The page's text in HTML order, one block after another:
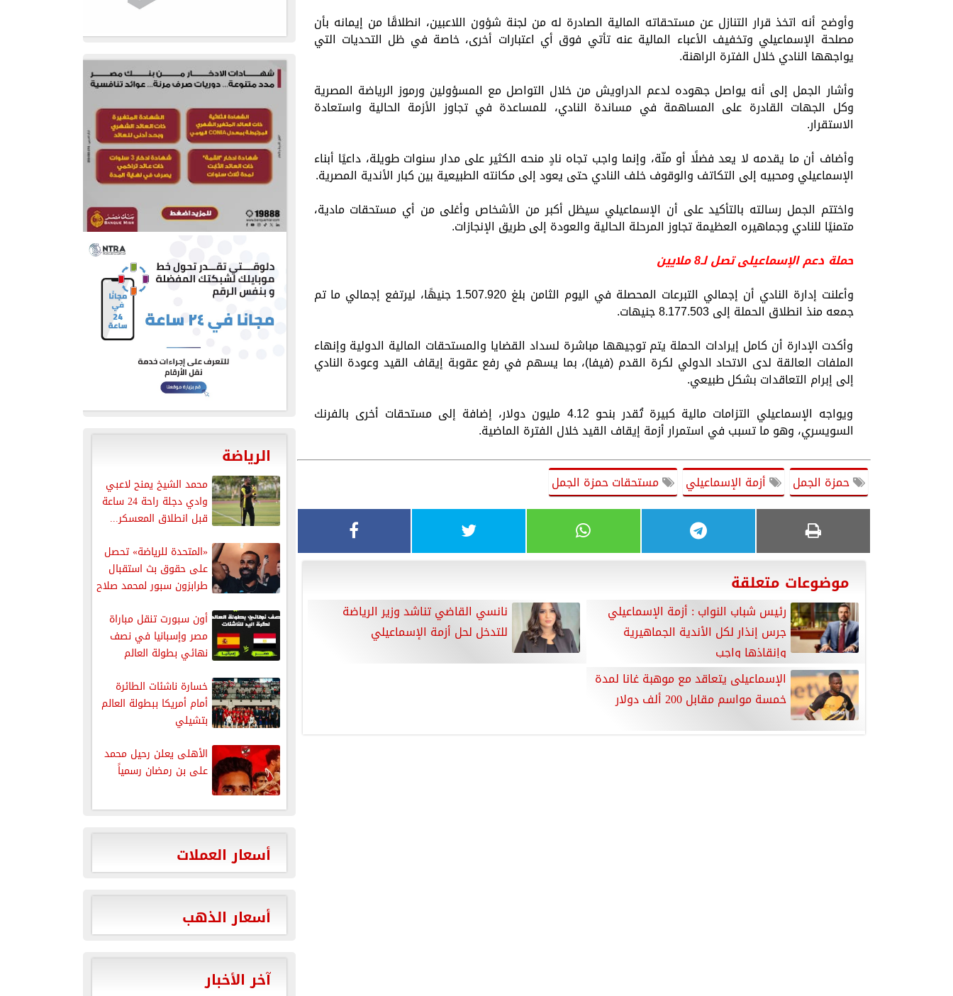
وأوضح أنه اتخذ قرار التنازل عن مستحقاته المالية الصادرة له من لجنة شؤون اللاعبين، انطلاقًا من إيمانه بأن
مصلحة الإسماعيلي وتخفيف الأعباء المالية عنه تأتي فوق أي اعتبارات أخرى، خاصة في ظل التحديات التي
يواجهها النادي خلال الفترة الراهنة.
وأشار الجمل إلى أنه يواصل جهوده لدعم الدراويش من خلال التواصل مع المسؤولين ورموز الرياضة المصرية
وكل الجهات القادرة على المساهمة في مساندة النادي، للمساعدة في تجاوز الأزمة الحالية واستعادة
الاستقرار.
وأضاف أن ما يقدمه لا يعد فضلًا أو منّة، وإنما واجب تجاه نادٍ منحه الكثير على مدار سنوات طويلة، داعيًا أبناء
الإسماعيلي ومحبيه إلى التكاتف والوقوف خلف النادي حتى يعود إلى مكانته الطبيعية بين كبار الأندية المصرية.
واختتم الجمل رسالته بالتأكيد على أن الإسماعيلي سيظل أكبر من الأشخاص وأغلى من أي مستحقات مادية،
متمنيًا للنادي وجماهيره العظيمة تجاوز المرحلة الحالية والعودة إلى طريق الإنجازات.
حملة دعم الإسماعيلى تصل لـ8 ملايين
وأعلنت إدارة النادي أن إجمالي التبرعات المحصلة في اليوم الثامن بلغ 1.507.920 جنيهًا، ليرتفع إجمالي ما تم
جمعه منذ انطلاق الحملة إلى 8.177.503 جنيهات.
وأكدت الإدارة أن كامل إيرادات الحملة يتم توجيهها مباشرة لسداد القضايا والمستحقات المالية الدولية وإنهاء
الملفات العالقة لدى الاتحاد الدولي لكرة القدم (فيفا)، بما يسهم في رفع عقوبة إيقاف القيد وعودة النادي
إلى إبرام التعاقدات بشكل طبيعي.
ويواجه الإسماعيلي التزامات مالية كبيرة تُقدر بنحو 4.12 مليون دولار، إضافة إلى مستحقات أخرى بالفرنك
السويسري، وهو ما تسبب في استمرار أزمة إيقاف القيد خلال الفترة الماضية.
حمزة الجمل أزمة الإسماعيلي مستحقات حمزة الجمل
موضوعات متعلقة
رئيس شباب النواب : أزمة الإسماعيلي
جرس إنذار لكل الأندية الجماهيرية
وإنقاذها واجب
نانسي القاضي تناشد وزير الرياضة
للتدخل لحل أزمة الإسماعيلي
الإسماعيلى يتعاقد مع موهبة غانا لمدة
خمسة مواسم مقابل 200 ألف دولار
الرياضة
محمد الشيخ يمنح لاعبي
وادي دجلة راحة 24 ساعة
قبل انطلاق المعسكر...
«المتحدة للرياضة» تحصل
على حقوق بث استقبال
طرابزون سبور لمحمد صلاح
أون سبورت تنقل مباراة
مصر وإسبانيا في نصف
نهائي بطولة العالم
خسارة ناشئات الطائرة
أمام أمريكا ببطولة العالم
بتشيلي
الأهلى يعلن رحيل محمد
على بن رمضان رسمياً
أسعار العملات
أسعار الذهب
آخر الأخبار